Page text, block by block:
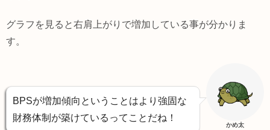
グラフを見ると右肩上がりで増加している事が分かりま
す。
BPSが増加傾向ということはより強固な
財務体制が築けているってことだね！
かめ太